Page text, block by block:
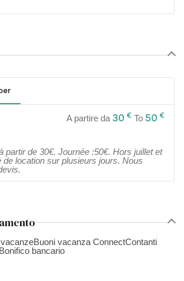
A partire da 30 € To 50 €
partir de 30€. Journée :50€. Hors juillet et
de location sur plusieurs jours. Nous
Buoni vacanza ConnectContanti
Bonifico bancario